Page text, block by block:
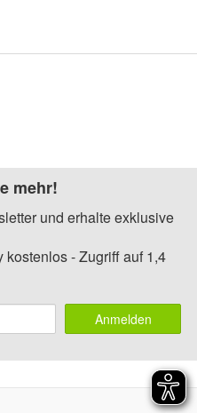
mehr!
und erhalte exklusive
kostenlos - Zugriff auf 1,4
Anmelden